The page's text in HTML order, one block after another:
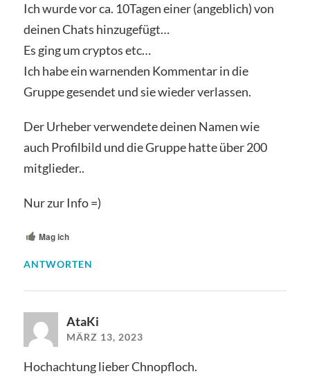
Ich wurde vor ca. 10Tagen einer (angeblich) von
deinen Chats hinzugefügt…
Es ging um cryptos etc…
Ich habe ein warnenden Kommentar in die
Gruppe gesendet und sie wieder verlassen.
Der Urheber verwendete deinen Namen wie
auch Profilbild und die Gruppe hatte über 200
mitglieder..
Nur zur Info =)
Mag ich
ANTWORTEN
AtaKi
MÄRZ 13, 2023
Hochachtung lieber Chnopfloch.